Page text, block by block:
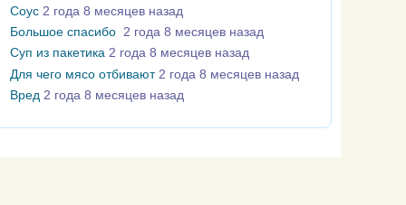
Соус 2 года 8 месяцев назад
Большое спасибо 2 года 8 месяцев назад
Суп из пакетика 2 года 8 месяцев назад
Для чего мясо отбивают 2 года 8 месяцев назад
Вред 2 года 8 месяцев назад